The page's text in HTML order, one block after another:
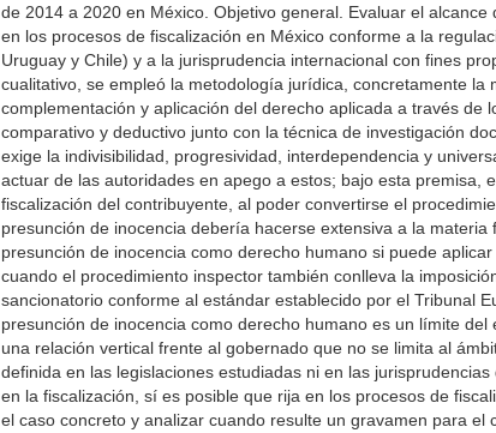
de 2014 a 2020 en México. Objetivo general. Evaluar el
en los procesos de fiscalización en México conforme a la
Uruguay y Chile) y a la jurisprudencia internacional con fines
cualitativo, se empleó la metodología jurídica, concretamente la
complementación y aplicación del derecho aplicada a través de
comparativo y deductivo junto con la técnica de investigación
exige la indivisibilidad, progresividad, interdependencia y
actuar de las autoridades en apego a estos; bajo esta premisa,
fiscalización del contribuyente, al poder convertirse el
presunción de inocencia debería hacerse extensiva a la
presunción de inocencia como derecho humano si puede
cuando el procedimiento inspector también conlleva la
sancionatorio conforme al estándar establecido por el Tribunal
presunción de inocencia como derecho humano es un límite
una relación vertical frente al gobernado que no se limita al
definida en las legislaciones estudiadas ni en las
en la fiscalización, sí es posible que rija en los procesos de
el caso concreto y analizar cuando resulte un gravamen para el